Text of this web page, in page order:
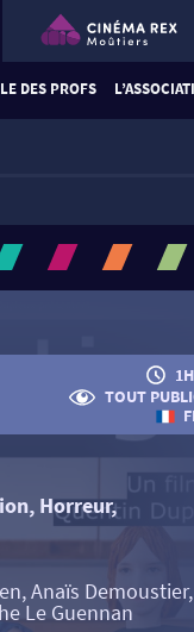
DES PROFS
TOUT
Horreur,
Anaïs Demoustier,
Le Guennan